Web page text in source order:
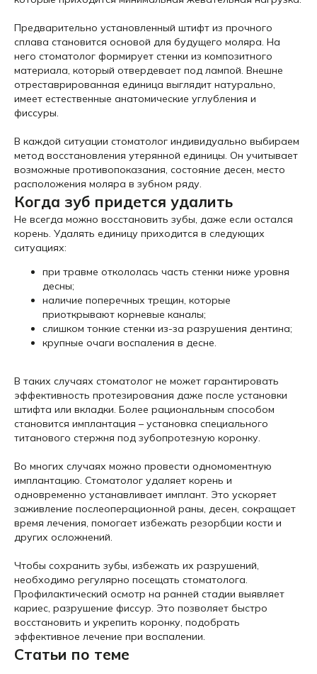
Предварительно установленный штифт из прочного
сплава становится основой для будущего моляра. На
него стоматолог формирует стенки из композитного
материала, который отвердевает под лампой. Внешне
отреставрированная единица выглядит натурально,
имеет естественные анатомические углубления и
фиссуры.
В каждой ситуации стоматолог индивидуально выбираем
метод восстановления утерянной единицы. Он учитывает
возможные противопоказания, состояние десен, место
расположения моляра в зубном ряду.
Когда зуб придется удалить
Не всегда можно восстановить зубы, даже если остался
корень. Удалять единицу приходится в следующих
ситуациях:
при травме откололась часть стенки ниже уровня
десны;
наличие поперечных трещин, которые
приоткрывают корневые каналы;
слишком тонкие стенки из-за разрушения дентина;
крупные очаги воспаления в десне.
В таких случаях стоматолог не может гарантировать
эффективность протезирования даже после установки
штифта или вкладки. Более рациональным способом
становится имплантация – установка специального
титанового стержня под зубопротезную коронку.
Во многих случаях можно провести одномоментную
имплантацию. Стоматолог удаляет корень и
одновременно устанавливает имплант. Это ускоряет
заживление послеоперационной раны, десен, сокращает
время лечения, помогает избежать резорбции кости и
других осложнений.
Чтобы сохранить зубы, избежать их разрушений,
необходимо регулярно посещать стоматолога.
Профилактический осмотр на ранней стадии выявляет
кариес, разрушение фиссур. Это позволяет быстро
восстановить и укрепить коронку, подобрать
эффективное лечение при воспалении.
Статьи по теме